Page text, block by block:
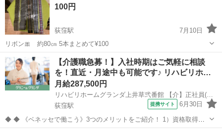
100円
荻窪駅
7月10日
リボン🎀 約80㎝ 5本まとめて¥100
東京 杉並区 荻窪駅 その他 新古品
【介護職急募！】入社時期はご気軽に相談
を！直近・月途中も可能です♪ リハビリホ…
月給287,500円
リハビリホームグランダ上井草弐番館 【介】正社員(夜勤あり)
荻窪駅
提携サイト 6月30日
◆ ◆ 《ベネッセで働こう》3つのメリットをご紹介！ 1）資格取得支
援制度＆受験・研修費の実費負担あり！(規定あり) 2）着実にキャリア